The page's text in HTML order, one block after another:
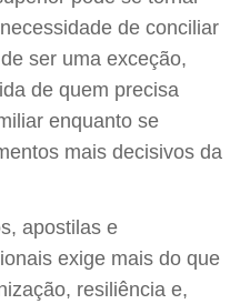
de conciliar
ser uma exceção,
de quem precisa
enquanto se
mais decisivos da
apostilas e
exige mais do que
resiliência e,